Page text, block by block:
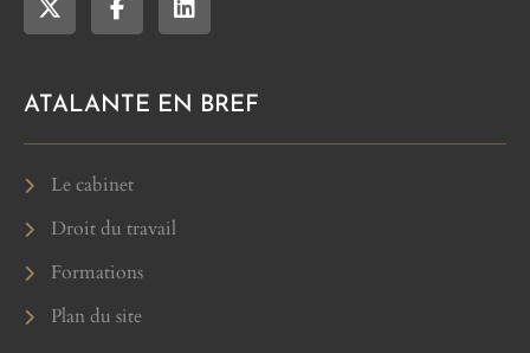
ATALANTE EN BREF
Le cabinet
Droit du travail
Formations
Plan du site